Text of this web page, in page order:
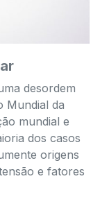
desordem
Mundial da
mundial e
dos casos
origens
e fatores